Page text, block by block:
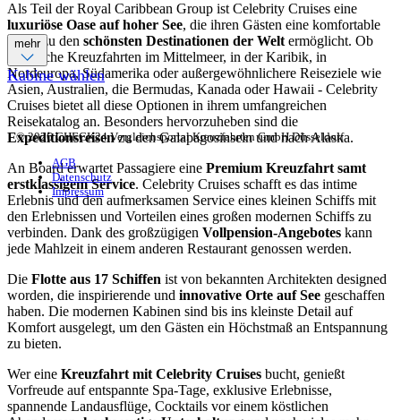
Als Teil der Royal Caribbean Group ist Celebrity Cruises eine
luxuriöse Oase auf hoher See, die ihren Gästen eine komfortable
Reise zu den schönsten Destinationen der Welt ermöglicht. Ob
klassische Kreuzfahrten im Mittelmeer, in der Karibik, in
Nordeuropa, Südamerika oder außergewöhnlichere Reiseziele wie
Asien, Australien, die Bermudas, Kanada oder Hawaii - Celebrity
Cruises bietet all diese Optionen in ihrem umfangreichen
Reisekatalog an. Besonders hervorzuheben sind die
Expeditionsreisenzu den Galapagosinseln und nach Alaska.
An Board erwartet Passagiere eine Premium Kreuzfahrt samt
erstklassigem Service. Celebrity Cruises schafft es das intime
Erlebnis und den aufmerksamen Service eines kleinen Schiffs mit
den Erlebnissen und Vorteilen eines großen modernen Schiffs zu
verbinden. Dank des großzügigen Vollpension-Angebotes kann
jede Mahlzeit in einem anderen Restaurant genossen werden.
Die Flotte aus 17 Schiffen ist von bekannten Architekten designed
worden, die inspirierende und innovative Orte auf See geschaffen
haben. Die modernen Kabinen sind bis ins kleinste Detail auf
Komfort ausgelegt, um den Gästen ein Höchstmaß an Entspannung
zu bieten.
Wer eine Kreuzfahrt mit Celebrity Cruises bucht, genießt
Vorfreude auf entspannte Spa-Tage, exklusive Erlebnisse,
spannende Landausflüge, Cocktails vor einem köstlichen
mehr
Kabine wählen
© 2026 CHECK24 Vergleichsportal Kreuzfahrten GmbH Düsseldorf
AGB
Datenschutz
Impressum